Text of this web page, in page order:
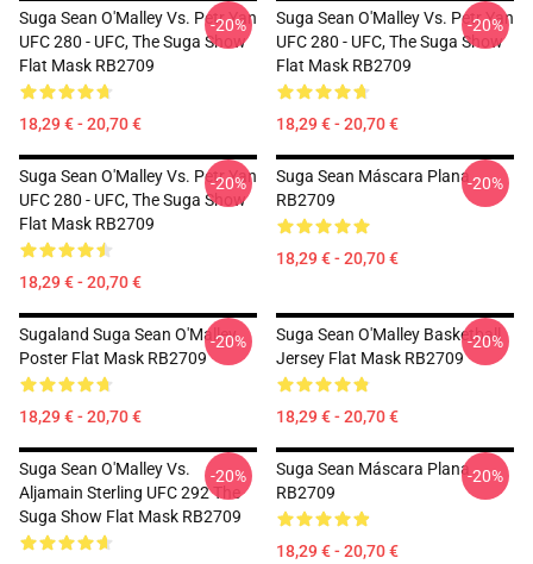
Suga Sean O'Malley Vs. Petr Yan
UFC 280 - UFC, The Suga Show
Flat Mask RB2709
18,29 € - 20,70 €
-20%
Suga Sean O'Malley Vs. Petr Yan
UFC 280 - UFC, The Suga Show
Flat Mask RB2709
18,29 € - 20,70 €
-20%
Suga Sean O'Malley Vs. Petr Yan
UFC 280 - UFC, The Suga Show
Flat Mask RB2709
18,29 € - 20,70 €
-20%
Suga Sean Máscara Plana
RB2709
18,29 € - 20,70 €
-20%
Sugaland Suga Sean O'Malley
Poster Flat Mask RB2709
18,29 € - 20,70 €
-20%
Suga Sean O'Malley Basketball
Jersey Flat Mask RB2709
18,29 € - 20,70 €
-20%
Suga Sean O'Malley Vs.
Aljamain Sterling UFC 292 The
Suga Show Flat Mask RB2709
-20%
Suga Sean Máscara Plana
RB2709
18,29 € - 20,70 €
-20%